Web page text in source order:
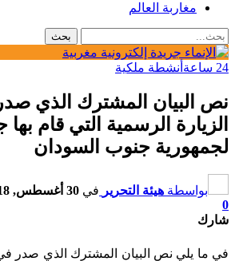
مغاربة العالم
24 ساعة أنشطة ملكية
نص البيان المشترك الذي
الزيارة الرسمية التي قام بها
لجمهورية جنوب السودان
بواسطة هيئة التحرير في 30 أغسطس, 2018
0
شارك
في ما يلي نص البيان المشترك الذي صدر في